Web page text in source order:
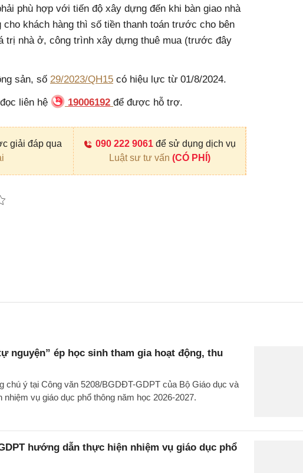
phù hợp với tiến độ xây dựng đến khi bàn giao nhà
khách hàng thì số tiền thanh toán trước cho bên
trị nhà ở, công trình xây dựng thuê mua (trước đây
sản, số 29/2023/QH15 có hiệu lực từ 01/8/2024.
liên hệ 19006192 để được hỗ trợ.
giải đáp qua
090 222 9061 để sử dụng dịch vụ
Luật sư tư vấn (CÓ PHÍ)
nguyện” ép học sinh tham gia hoạt động, thu
chú ý tại Công văn 5208/BGDĐT-GDPT của Bộ Giáo dục và
vụ giáo dục phổ thông năm học 2026-2027.
hướng dẫn thực hiện nhiệm vụ giáo dục phổ